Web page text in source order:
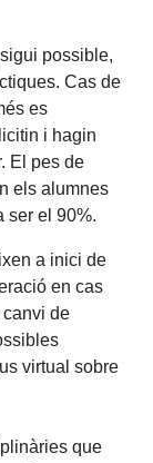
possible,
Cas de
es
i hagin
El pes de
els alumnes
ser el 90%.
a inici de
en cas
de
virtual sobre
que